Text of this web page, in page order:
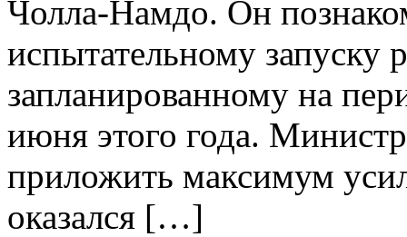
Чолла-Намдо. Он
испытательному запуску
запланированному на
июня этого года.
приложить максимум
оказался […]